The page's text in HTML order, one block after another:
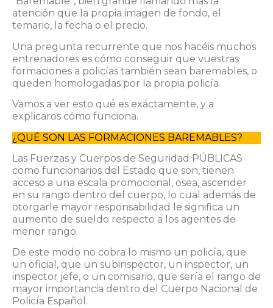
atención que la propia imagen de fondo, el
temario, la fecha o el precio.
Una pregunta recurrente que nos hacéis muchos
entrenadores es cómo conseguir que vuestras
formaciones a policías también sean baremables, o
queden homologadas por la propia policía.
Vamos a ver esto qué es exáctamente, y a
explicaros cómo funciona.
¿QUÉ SON LAS FORMACIONES BAREMABLES?
Las Fuerzas y Cuerpos de Seguridad PÚBLICAS
como funcionarios del Estado que son, tienen
acceso a una escala promocional, osea, ascender
en su rango dentro del cuerpo, lo cual además de
otorgarle mayor responsabilidad le significa un
aumento de sueldo respecto a los agentes de
menor rango.
De este modo no cobra lo mismo un policía, que
un oficial, que un subinspector, un inspector, un
inspector jefe, o un comisario, que sería el rango de
mayor importancia dentro del Cuerpo Nacional de
Policía Español.